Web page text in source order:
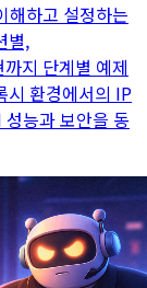
하고 설정하는
별,
지 단계별 예제
시 환경에서의 IP
능과 보안을 동